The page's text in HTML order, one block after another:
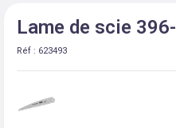
Lame de scie
Réf : 623493